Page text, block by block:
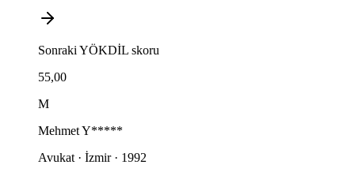
Sonraki YÖKDİL skoru
55,00
M
MehmetY*****
Avukat · İzmir · 1992